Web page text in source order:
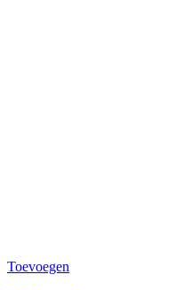
Toevoegen